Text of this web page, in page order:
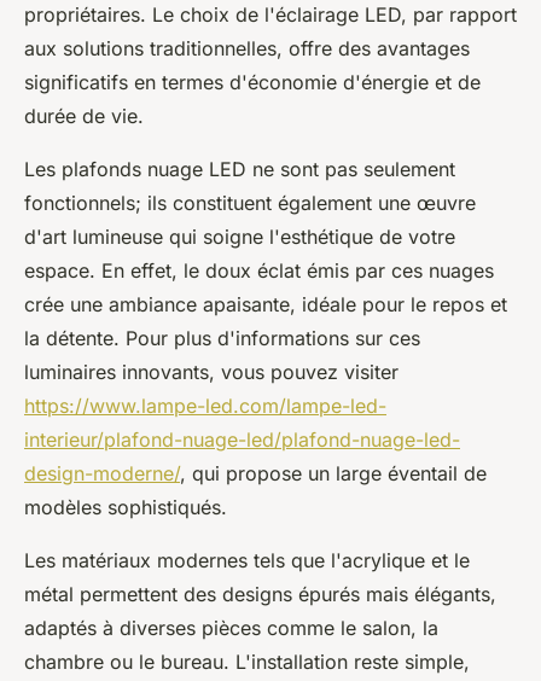
propriétaires. Le choix de l'éclairage LED, par rapport
aux solutions traditionnelles, offre des avantages
significatifs en termes d'économie d'énergie et de
durée de vie.
Les plafonds nuage LED ne sont pas seulement
fonctionnels; ils constituent également une œuvre
d'art lumineuse qui soigne l'esthétique de votre
espace. En effet, le doux éclat émis par ces nuages
crée une ambiance apaisante, idéale pour le repos et
la détente. Pour plus d'informations sur ces
luminaires innovants, vous pouvez visiter
https://www.lampe-led.com/lampe-led-
interieur/plafond-nuage-led/plafond-nuage-led-
design-moderne/, qui propose un large éventail de
modèles sophistiqués.
Les matériaux modernes tels que l'acrylique et le
métal permettent des designs épurés mais élégants,
adaptés à diverses pièces comme le salon, la
chambre ou le bureau. L'installation reste simple,